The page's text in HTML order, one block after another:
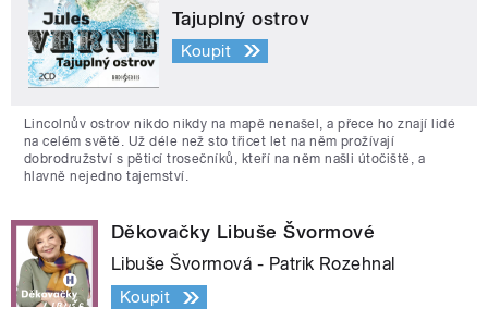
Tajuplný ostrov
Koupit
Lincolnův ostrov nikdo nikdy na mapě nenašel, a přece ho znají lidé
na celém světě. Už déle než sto třicet let na něm prožívají
dobrodružství s pěticí trosečníků, kteří na něm našli útočiště, a
hlavně nejedno tajemství.
Děkovačky Libuše Švormové
Libuše Švormová - Patrik Rozehnal
Koupit